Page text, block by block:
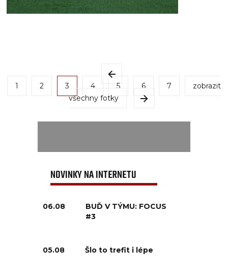
1 2 3 4 5 6 7
zobrazit
všechny fotky
NOVINKY NA INTERNETU
06.08
BUĎ V TÝMU: FOCUS
#3
05.08 Šlo to trefit i lépe